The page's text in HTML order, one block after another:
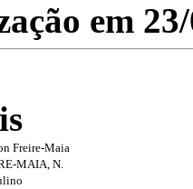
em
Freire-Maia
MAIA, N.